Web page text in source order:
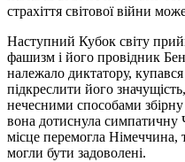
страхіття світової війни
Наступний Кубок світу
фашизм і його провідник
належало диктатору,
підкреслити його
нечесними способами збірну
вона дотиснула симпатичну
місце перемогла
могли бути задоволені.